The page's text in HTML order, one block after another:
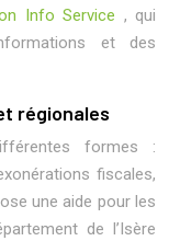
Info Service , qui
et des
régionales
formes :
fiscales,
une aide pour les
de l’Isère